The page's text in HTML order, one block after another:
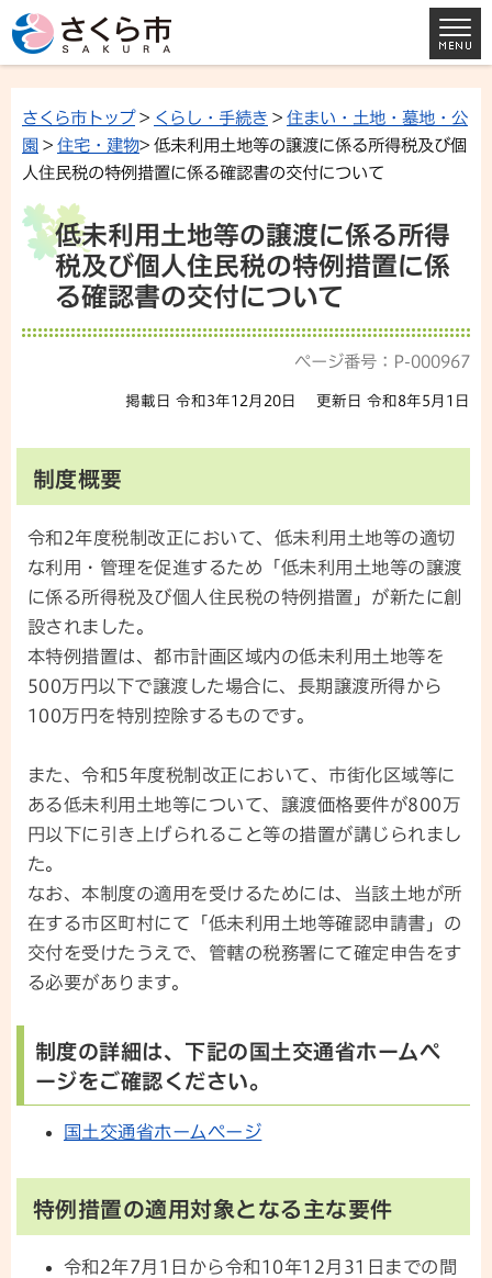
さくら市トップ> くらし・手続き > 住まい・土地・墓地・公
園 > 住宅・建物> 低未利用土地等の譲渡に係る所得税及び個
人住民税の特例措置に係る確認書の交付について
低未利用土地等の譲渡に係る所得
税及び個人住民税の特例措置に係
る確認書の交付について
ページ番号：P-000967
掲載日 令和3年12月20日 更新日 令和8年5月1日
制度概要
令和2年度税制改正において、低未利用土地等の適切
な利用・管理を促進するため「低未利用土地等の譲渡
に係る所得税及び個人住民税の特例措置」が新たに創
設されました。
本特例措置は、都市計画区域内の低未利用土地等を
500万円以下で譲渡した場合に、長期譲渡所得から
100万円を特別控除するものです。
また、令和5年度税制改正において、市街化区域等に
ある低未利用土地等について、譲渡価格要件が800万
円以下に引き上げられること等の措置が講じられまし
た。
なお、本制度の適用を受けるためには、当該土地が所
在する市区町村にて「低未利用土地等確認申請書」の
交付を受けたうえで、管轄の税務署にて確定申告をす
る必要があります。
制度の詳細は、下記の国土交通省ホームペ
ージをご確認ください。
国土交通省ホームページ
特例措置の適用対象となる主な要件
令和2年7月1日から令和10年12月31日までの間